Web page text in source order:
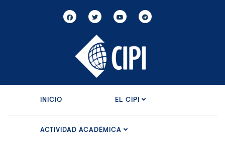
INICIO EL CIPI
ACTIVIDAD ACADÉMICA